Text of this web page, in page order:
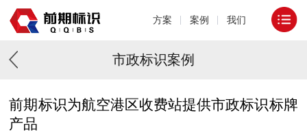
方案 案例 我们
市政标识案例
前期标识为航空港区收费站提供市政标识标牌
产品